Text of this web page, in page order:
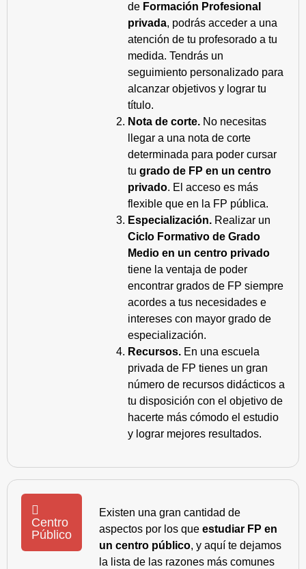
de Formación Profesional
privada, podrás acceder a una
atención de tu profesorado a tu
medida. Tendrás un
seguimiento personalizado para
alcanzar objetivos y lograr tu
título.
Nota de corte. No necesitas
llegar a una nota de corte
determinada para poder cursar
tu grado de FP en un centro
privado. El acceso es más
flexible que en la FP pública.
Especialización. Realizar un
Ciclo Formativo de Grado
Medio en un centro privado
tiene la ventaja de poder
encontrar grados de FP siempre
acordes a tus necesidades e
intereses con mayor grado de
especialización.
Recursos. En una escuela
privada de FP tienes un gran
número de recursos didácticos a
tu disposición con el objetivo de
hacerte más cómodo el estudio
y lograr mejores resultados.
Centro
Público
Existen una gran cantidad de
aspectos por los que estudiar FP en
un centro público, y aquí te dejamos
la lista de las razones más comunes